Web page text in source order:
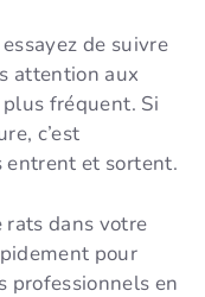
de suivre
attention aux
fréquent. Si
c’est
entrent et sortent.
rats dans votre
pour
professionnels en